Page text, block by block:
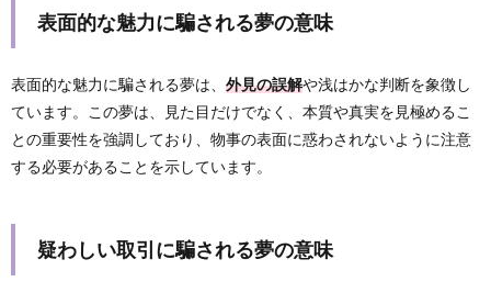
表面的な魅力に騙される夢の意味
表面的な魅力に騙される夢は、 外見の誤解や浅はかな判断を象徴し
ています。この夢は、見た目だけでなく、本質や真実を見極めるこ
との重要性を強調しており、物事の表面に惑わされないように注意
する必要があることを示しています。
疑わしい取引に騙される夢の意味